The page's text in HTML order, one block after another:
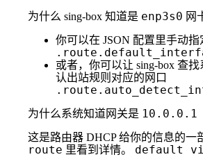
为什么 sing-box 知道是 enp3s0 网
你可以在 JSON 配置里手动指
或者，你可以让 sing-box 查
认出站规则对应的网口
为什么系统知道网关是 10.0.0.1
这是路由器 DHCP 给你的信息的一
route 里看到详情。 default